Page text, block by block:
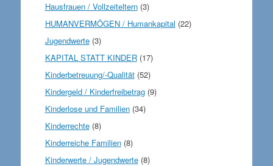
Hausfrauen / Vollzeiteltern(3)
HUMANVERMÖGEN / Humankapital (22)
Jugendwerte(3)
KAPITAL STATT KINDER(17)
Kinderbetreuung/-Qualität(52)
Kindergeld / Kinderfreibetrag(9)
Kinderlose und Familien(34)
Kinderrechte(8)
Kinderreiche Familien(8)
Kinderwerte / Jugendwerte(8)